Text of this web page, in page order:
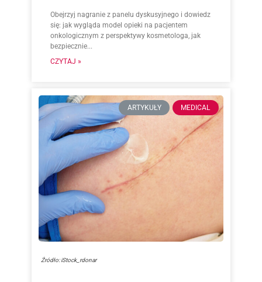
Obejrzyj nagranie z panelu dyskusyjnego i dowiedz
się: jak wygląda model opieki na pacjentem
onkologicznym z perspektywy kosmetologa, jak
bezpiecznie...
CZYTAJ »
ARTYKUŁY MEDICAL
Źródło: iStock_rdonar